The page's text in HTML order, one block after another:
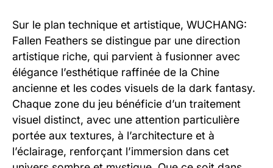
Sur le plan technique et artistique, WUCHANG:
Fallen Feathers se distingue par une direction
artistique riche, qui parvient à fusionner avec
élégance l’esthétique raffinée de la Chine
ancienne et les codes visuels de la dark fantasy.
Chaque zone du jeu bénéficie d’un traitement
visuel distinct, avec une attention particulière
portée aux textures, à l’architecture et à
l’éclairage, renforçant l’immersion dans cet